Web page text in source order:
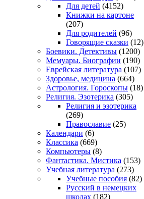
Для детей (4152)
Книжки на картоне
(207)
Для родителей (96)
Говорящие сказки (12)
Боевики. Детективы (1200)
Мемуары. Биографии (190)
Еврейская литература (107)
Здоровье, медицина (664)
Астрология. Гороскопы (18)
Религия. Эзотерика (305)
Религия и эзотерика
(269)
Православие (25)
Календари (6)
Классика (669)
Компьютеры (8)
Фантастика. Мистика (153)
Учебная литература (273)
Учебные пособия (82)
Русский в немецких
школах (182)